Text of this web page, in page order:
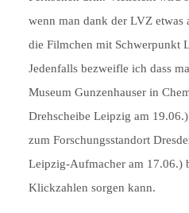
wenn man dank der LVZ etwas
die Filmchen mit Schwerpunkt
Jedenfalls bezweifle ich dass
Museum Gunzenhauser in
Drehscheibe Leipzig am
zum Forschungsstandort
Leipzig-Aufmacher am 17.06.)
Klickzahlen sorgen kann.